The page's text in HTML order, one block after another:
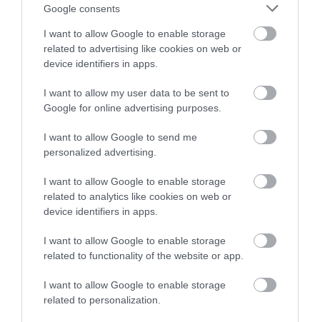
Google consents
I want to allow Google to enable storage
related to advertising like cookies on web or
device identifiers in apps.
I want to allow my user data to be sent to
Google for online advertising purposes.
I want to allow Google to send me
personalized advertising.
I want to allow Google to enable storage
related to analytics like cookies on web or
device identifiers in apps.
I want to allow Google to enable storage
related to functionality of the website or app.
I want to allow Google to enable storage
related to personalization.
egy maréknyi friss petrezselyem;
egy maréknyi friss metélőhagyma;
40 g ricotta;
70 g görög joghurt;
1 evőkanál olívaolaj;
bors, ízlés szerint.
Így készítsük el:
Helyezzük a csirkét egy tepsibe, fűszerezzük
Hagyjuk pácolódni legalább 30 percig.
Keverjük össze a vajat és a friss kakukkfüvet,
majd dörzsöljük be vele a csirkét, hogy a vaj jól
eloszoljon – ez extra ízt ad neki. Szórjuk meg